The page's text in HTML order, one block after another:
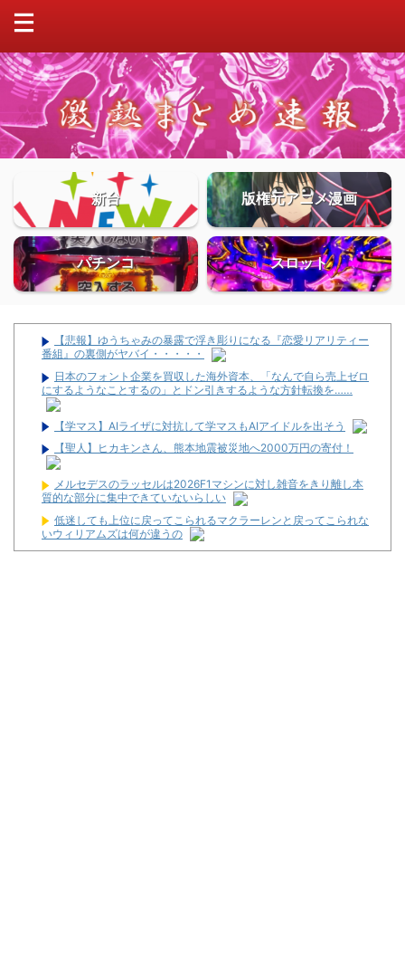
新台 版権元アニメ漫画
パチンコ スロット
【悲報】ゆうちゃみの暴露で浮き彫りになる『恋愛リアリティー
番組』の裏側がヤバイ・・・・・
日本のフォント企業を買収した海外資本、「なんで自ら売上ゼロ
にするようなことするの」とドン引きするような方針転換を……
【学マス】AIライザに対抗して学マスもAIアイドルを出そう
【聖人】ヒカキンさん、熊本地震被災地へ2000万円の寄付！
メルセデスのラッセルは2026F1マシンに対し雑音をきり離し本
質的な部分に集中できていないらしい
低迷しても上位に戻ってこられるマクラーレンと戻ってこられな
いウィリアムズは何が違うの
秋田県職員さん、会見をバスローブ＆喫煙スタイルで対応してし